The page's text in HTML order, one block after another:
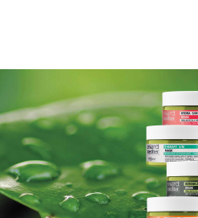
«Приятный ванильный аромат. Уже